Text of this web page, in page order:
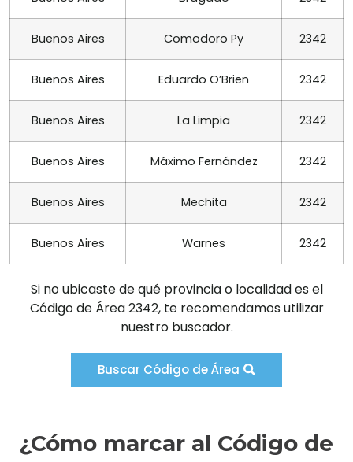
Buenos Aires Comodoro Py 2342
Buenos Aires Eduardo O’Brien 2342
Buenos Aires La Limpia 2342
Buenos Aires Máximo Fernández 2342
Buenos Aires Mechita 2342
Buenos Aires Warnes 2342
Si no ubicaste de qué provincia o localidad es el
Código de Área 2342, te recomendamos utilizar
nuestro buscador.
Buscar Código de Área
¿Cómo marcar al Código de